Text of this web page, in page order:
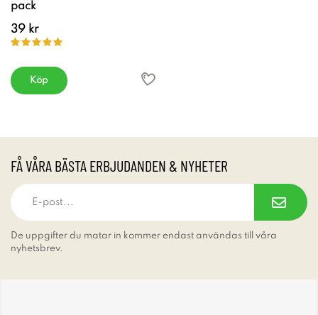
pack
39 kr
Köp
FÅ VÅRA BÄSTA ERBJUDANDEN & NYHETER
De uppgifter du matar in kommer endast användas till våra
nyhetsbrev.